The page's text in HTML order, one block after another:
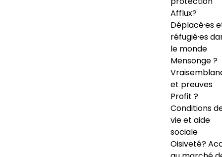
Afflux?
Déplacé·es
réfugié·es
le monde
Mensonge ?
et preuves
Profit ?
Conditions
vie et aide
sociale
Oisiveté?